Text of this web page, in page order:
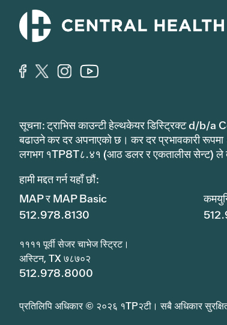
सूचना: ट्राभिस काउन्टी हेल्थकेयर डिस्ट्रिक्ट d/b/a
बढाउने कर दर अपनाएको छ। कर दर प्रभावकारी
लगभग १TP8T८.४१ (आठ डलर र एकतालीस सेन्ट) ले
हामी मद्दत गर्न यहाँ छौं:
MAP र MAP Basic
512.978.8130
११११ पूर्वी सेजर चाभेज स्ट्रिट।
अस्टिन, TX ७८७०२
512.978.8000
प्रतिलिपि अधिकार © २०२६ १TP२टी। सबै अधिकार